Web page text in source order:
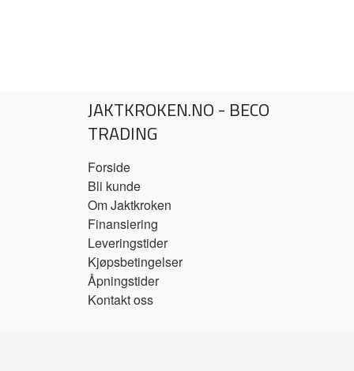
JAKTKROKEN.NO - BECO
TRADING
Forside
Bli kunde
Om Jaktkroken
Finansiering
Leveringstider
Kjøpsbetingelser
Åpningstider
Kontakt oss